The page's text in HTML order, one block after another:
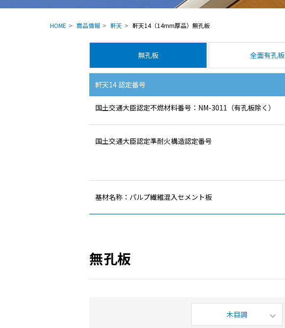
HOME 商品情報 軒天 軒天14（14mm厚品）無孔板
無孔板 全面有孔板
軒天14 認定番号
国土交通大臣認定不燃材料番号：NM-3011（有孔板除く）
国土交通大臣認定準耐火構造認定番号
基材名称：パルプ繊維混入セメント板
無孔板
木目調